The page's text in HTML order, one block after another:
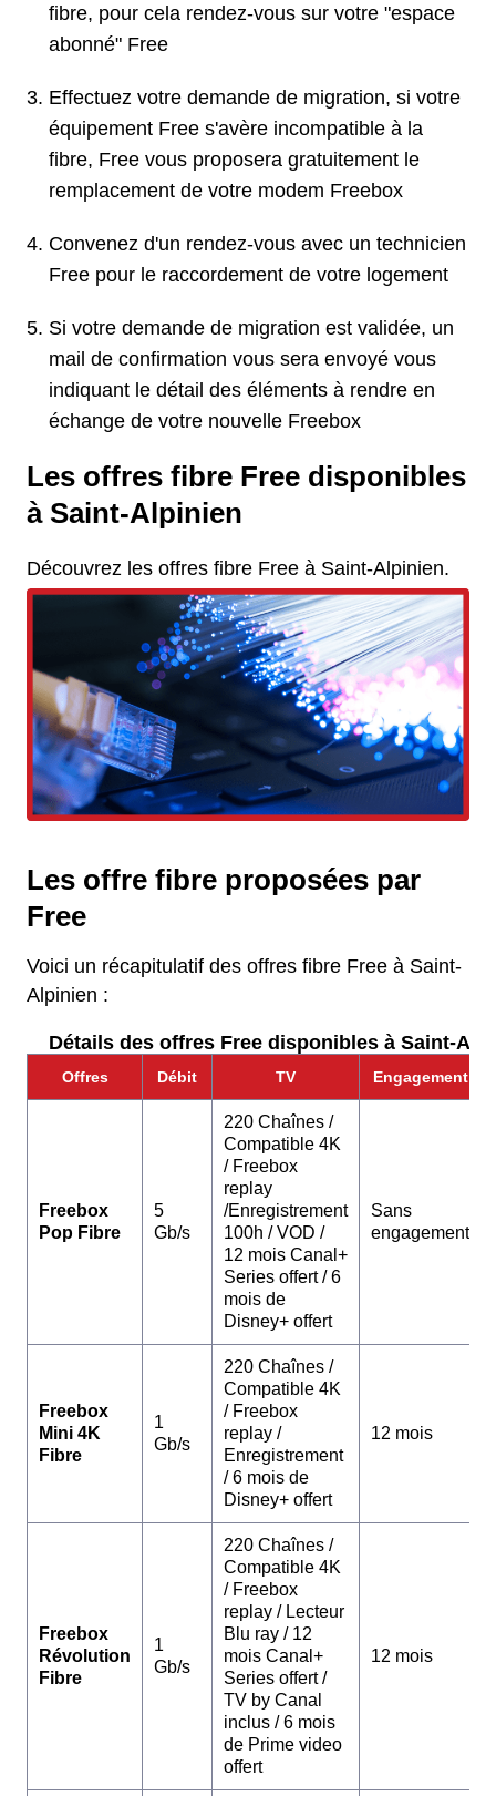
fibre, pour cela rendez-vous sur votre "espace
abonné" Free
Effectuez votre demande de migration, si votre
équipement Free s'avère incompatible à la
fibre, Free vous proposera gratuitement le
remplacement de votre modem Freebox
Convenez d'un rendez-vous avec un technicien
Free pour le raccordement de votre logement
Si votre demande de migration est validée, un
mail de confirmation vous sera envoyé vous
indiquant le détail des éléments à rendre en
échange de votre nouvelle Freebox
Les offres fibre Free disponibles
à Saint-Alpinien
Découvrez les offres fibre Free à Saint-Alpinien.
Les offre fibre proposées par
Free
Voici un récapitulatif des offres fibre Free à Saint-
Alpinien :
Détails des offres Free disponibles à Saint-
Offres Débit TV Engagement
Freebox
Pop Fibre
5
Gb/s
220 Chaînes /
Compatible 4K
/ Freebox
replay
/Enregistrement
100h / VOD /
12 mois Canal+
Series offert / 6
mois de
Disney+ offert
Sans
engagement
Freebox
Mini 4K
Fibre
1
Gb/s
220 Chaînes /
Compatible 4K
/ Freebox
replay /
Enregistrement
/ 6 mois de
Disney+ offert
12 mois
Freebox
Révolution
Fibre
1
Gb/s
220 Chaînes /
Compatible 4K
/ Freebox
replay / Lecteur
Blu ray / 12
mois Canal+
Series offert /
TV by Canal
inclus / 6 mois
de Prime video
offert
12 mois